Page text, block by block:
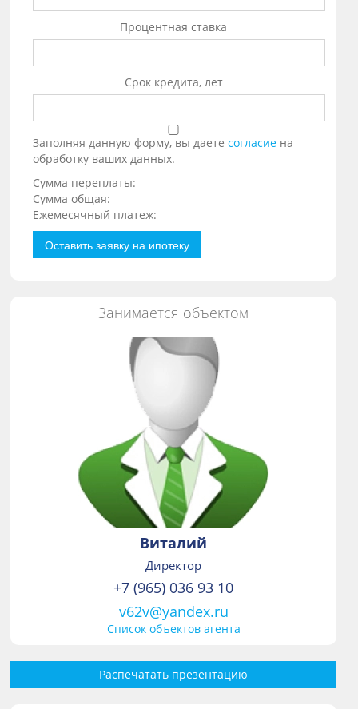
Процентная ставка
Срок кредита, лет
Заполняя данную форму, вы даетесогласие на
обработку ваших данных.
Сумма переплаты:
Сумма общая:
Ежемесячный платеж:
Оставить заявку на ипотеку
Занимается объектом
Виталий
Директор
+7 (965) 036 93 10
v62v@yandex.ru
Список объектов агента
Распечатать презентацию